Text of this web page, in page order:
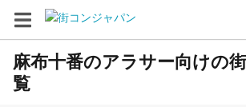
麻布十番のアラサー向けの
覧